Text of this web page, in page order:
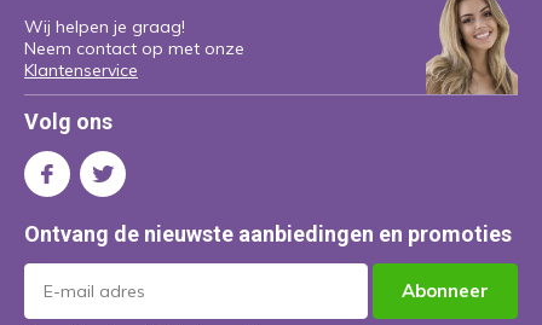
Wij helpen je graag!
Neem contact op met onze
Klantenservice
Volg ons
Ontvang de nieuwste aanbiedingen en promoties
Abonneer